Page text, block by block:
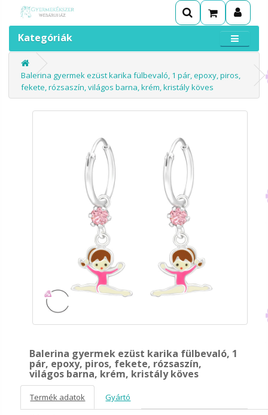
Kategóriák
Balerina gyermek ezüst karika fülbevaló, 1 pár, epoxy, piros,
fekete, rózsaszín, világos barna, krém, kristály köves
Balerina gyermek ezüst karika fülbevaló, 1
pár, epoxy, piros, fekete, rózsaszín,
világos barna, krém, kristály köves
Termék adatok Gyártó